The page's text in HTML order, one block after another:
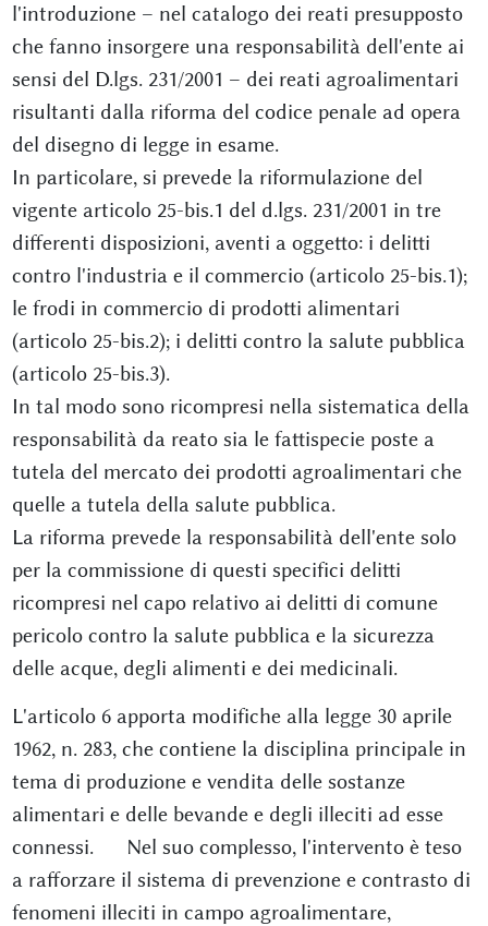
l'introduzione – nel catalogo dei reati presupposto
che fanno insorgere una responsabilità dell'ente ai
sensi del D.lgs. 231/2001 – dei reati agroalimentari
risultanti dalla riforma del codice penale ad opera
del disegno di legge in esame.
In particolare, si prevede la riformulazione del
vigente articolo 25-bis.1 del d.lgs. 231/2001 in tre
differenti disposizioni, aventi a oggetto: i delitti
contro l'industria e il commercio (articolo 25-bis.1);
le frodi in commercio di prodotti alimentari
(articolo 25-bis.2); i delitti contro la salute pubblica
(articolo 25-bis.3).
In tal modo sono ricompresi nella sistematica della
responsabilità da reato sia le fattispecie poste a
tutela del mercato dei prodotti agroalimentari che
quelle a tutela della salute pubblica.
La riforma prevede la responsabilità dell'ente solo
per la commissione di questi specifici delitti
ricompresi nel capo relativo ai delitti di comune
pericolo contro la salute pubblica e la sicurezza
delle acque, degli alimenti e dei medicinali.
L'articolo 6 apporta modifiche alla legge 30 aprile
1962, n. 283, che contiene la disciplina principale in
tema di produzione e vendita delle sostanze
alimentari e delle bevande e degli illeciti ad esse
connessi. Nel suo complesso, l'intervento è teso
a rafforzare il sistema di prevenzione e contrasto di
fenomeni illeciti in campo agroalimentare,